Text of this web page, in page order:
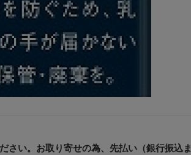
さい。お取り寄せの為、先払い（銀行振込